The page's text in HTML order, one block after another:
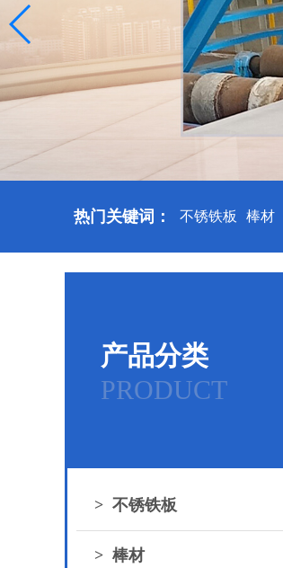
热门关键词： 不锈铁板 棒材
产品分类
PRODUCT
> 不锈铁板
> 棒材